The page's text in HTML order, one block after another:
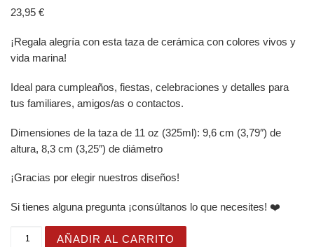
23,95 €
¡Regala alegría con esta taza de cerámica con colores vivos y
vida marina!
Ideal para cumpleaños, fiestas, celebraciones y detalles para
tus familiares, amigos/as o contactos.
Dimensiones de la taza de 11 oz (325ml): 9,6 cm (3,79″) de
altura, 8,3 cm (3,25″) de diámetro
¡Gracias por elegir nuestros diseños!
Si tienes alguna pregunta ¡consúltanos lo que necesites! ❤️
Taza Brillante con Bonita Medusa Rosa con Sombrero
AÑADIR AL CARRITO